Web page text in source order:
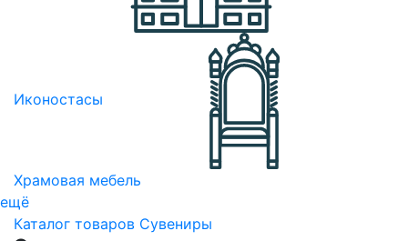
Иконостасы
Храмовая мебель
ещё
Каталог товаров Сувениры